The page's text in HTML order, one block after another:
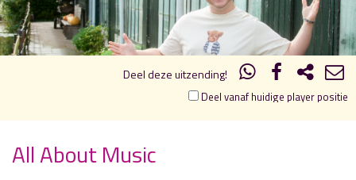
Vorig uur uur 1 van 2 Volgend uur
Inklappen
Deel deze uitzending!
Deel vanaf huidige player positie
All About Music